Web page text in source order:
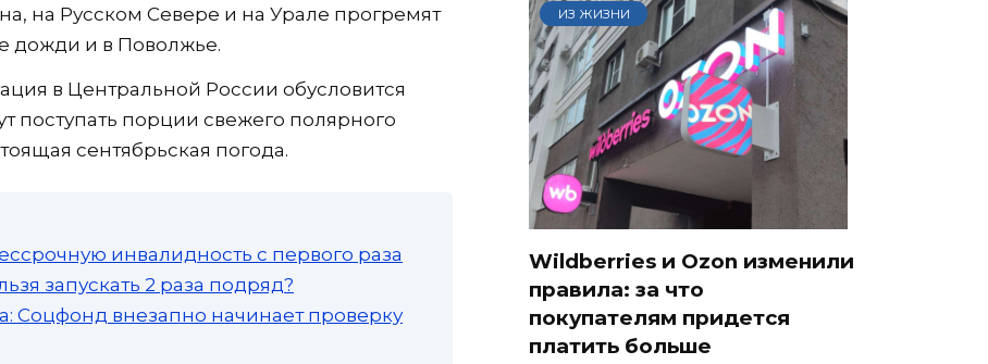
на Русском Севере и на Урале прогремят
дожди и в Поволжье.
в Центральной России обусловится
поступать порции свежего полярного
сентябрьская погода.
инвалидность с первого раза
запускать 2 раза подряд?
Соцфонд внезапно начинает проверку
ИЗ ЖИЗНИ
Wildberries и Ozon изменили
правила: за что
покупателям придется
платить больше